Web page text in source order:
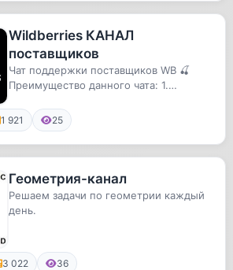
Wildberries КАНАЛ
поставщиков
Чат поддержки поставщиков WB 🍒
Преимущество данного чата: 1.
👨🏻...
1 921 25
Геометрия-канал
Решаем задачи по геометрии каждый
день.
3 022 36